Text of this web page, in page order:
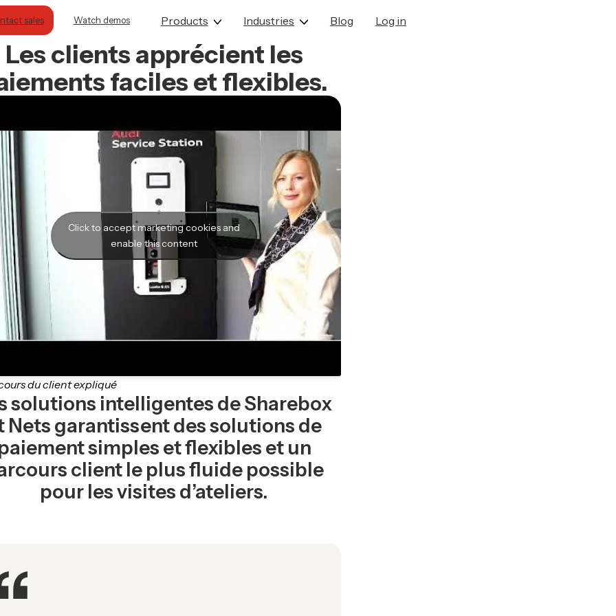
Products Industries Blog
Contact sales Watch demos Log in
Les clients apprécient les
faciles et flexibles.
Click to accept marketing cookies and
enable this content
du client expliqué
solutions intelligentes de Sharebox
Nets garantissent des solutions de
simples et flexibles et un
client le plus fluide possible
pour les visites d’ateliers.